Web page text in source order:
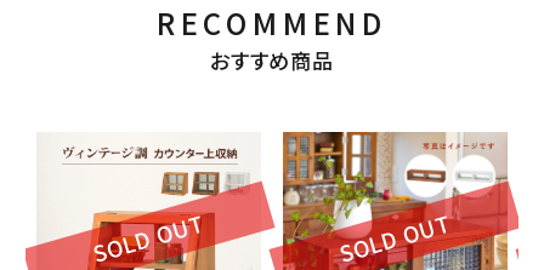
RECOMMEND
おすすめ商品
SOLD OUT SOLD OUT